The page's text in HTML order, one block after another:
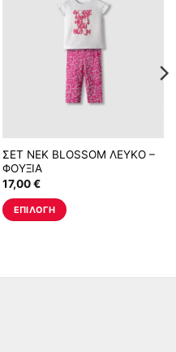
ΣΕΤ ΝΕΚ BLOSSOM ΛΕΥΚΟ –
ΦΟΥΞΙΑ
17,00€
ΕΠΙΛΟΓΉ
έχει